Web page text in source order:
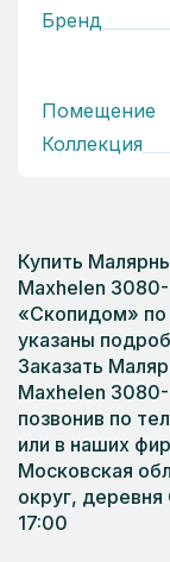
Бренд
Помещение
Коллекция
Купить
Maxhelen
«Скопидом»
указаны
Заказать
Maxhelen
позвонив по
или в наших
Московская
округ,
17:00